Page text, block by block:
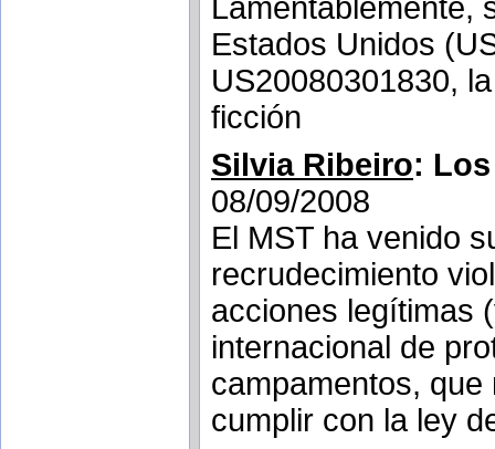
Lamentablemente,
Estados Unidos
US20080301830,
ficción
Silvia Ribeiro:
08/09/2008
El MST ha venido
recrudecimiento
acciones legítimas
internacional de
campamentos,
cumplir con la ley